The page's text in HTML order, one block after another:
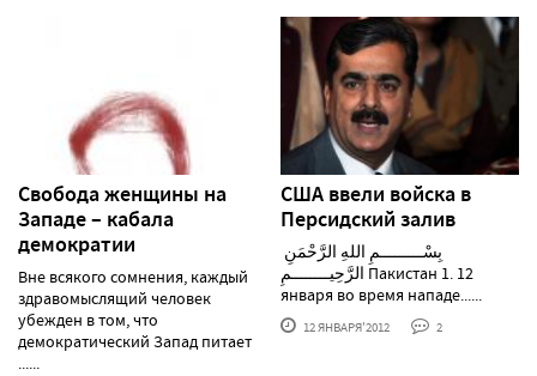
Свобода женщины на
Западе – кабала
демократии
Вне всякого сомнения, каждый
здравомыслящий человек
убежден в том, что
демократический Запад питает
......
США ввели войска в
Персидский залив
الرَّحِيــــــــمِ Пакистан 1. 12
января во время нападе......
12 ЯНВАРЯ'2012 2